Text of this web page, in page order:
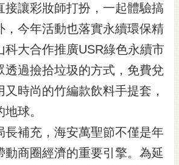
接讓彩妝師打扮，一起體驗搞
，今年活動也落實永續環保精
科大合作推廣USR綠色永續市
透過撿拾垃圾的方式，免費兌
時尚的竹編款飲料手提套，
球。
長補充，海安萬聖節不僅是年
動商圈經濟的重要引擎。為延